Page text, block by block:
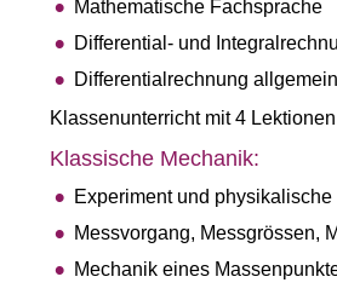
Mathematische Fachsprache
Differential- und
Differentialrechnung
Klassenunterricht mit 4
Klassische Mechanik:
Experiment und
Messvorgang, Messgrössen,
Mechanik eines